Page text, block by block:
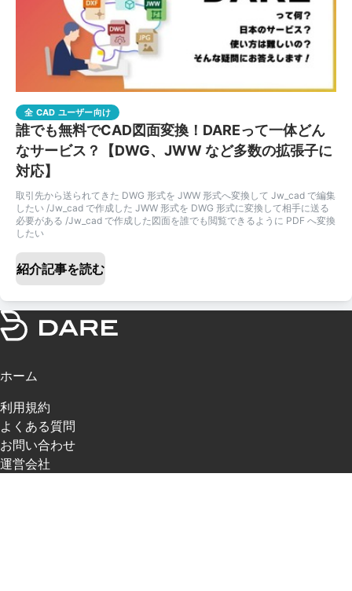
全 CAD ユーザー向け
誰でも無料でCAD図面変換！DAREって一体どん
なサービス？【DWG、JWW など多数の拡張子に
対応】
取引先から送られてきた DWG 形式を JWW 形式へ変換して Jw_cad で編集
したい /Jw_cad で作成した JWW 形式を DWG 形式に変換して相手に送る
必要がある /Jw_cad で作成した図面を誰でも閲覧できるように PDF へ変換
したい
紹介記事を読む
ホーム
利用規約
よくある質問
お問い合わせ
運営会社